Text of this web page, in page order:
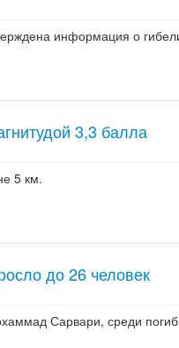
информация о
3,3 балла
5 км.
до 26 человек
Сарвари, среди